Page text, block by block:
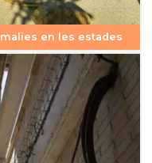
en les estades